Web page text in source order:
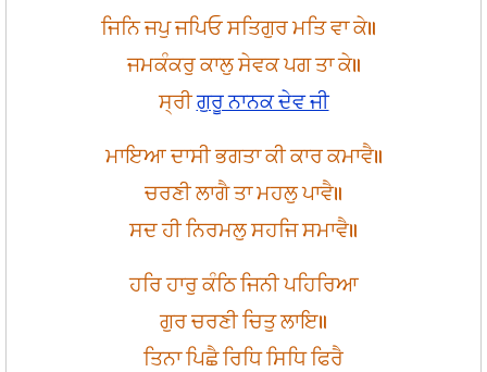
ਜਿਨਿ ਜਪੁ ਜਪਿਓ ਸਤਿਗੁਰ ਮਤਿ ਵਾ ਕੇ॥
ਜਮਕੰਕਰੁ ਕਾਲੁ ਸੇਵਕ ਪਗ ਤਾ ਕੇ॥
ਸ੍ਰੀਗੁਰੂ ਨਾਨਕ ਦੇਵ ਜੀ
ਮਾਇਆ ਦਾਸੀ ਭਗਤਾ ਕੀ ਕਾਰ ਕਮਾਵੈ॥
ਚਰਣੀ ਲਾਗੈ ਤਾ ਮਹਲੁ ਪਾਵੈ॥
ਸਦ ਹੀ ਨਿਰਮਲੁ ਸਹਜਿ ਸਮਾਵੈ॥
ਹਰਿ ਹਾਰੁ ਕੰਠਿ ਜਿਨੀ ਪਹਿਰਿਆ
ਗੁਰ ਚਰਣੀ ਚਿਤੁ ਲਾਇ॥
ਤਿਨਾ ਪਿਛੈ ਰਿਧਿ ਸਿਧਿ ਫਿਰੈ